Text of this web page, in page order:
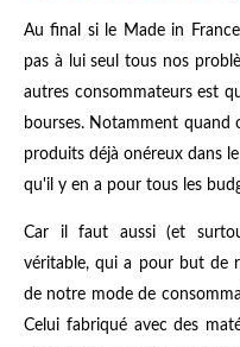
Au final si le Made in
pas à lui seul tous nos
autres consommateurs est
bourses. Notamment quand
produits déjà onéreux dans
qu'il y en a pour tous les
Car il faut aussi (et
véritable, qui a pour but de
de notre mode de
Celui fabriqué avec des